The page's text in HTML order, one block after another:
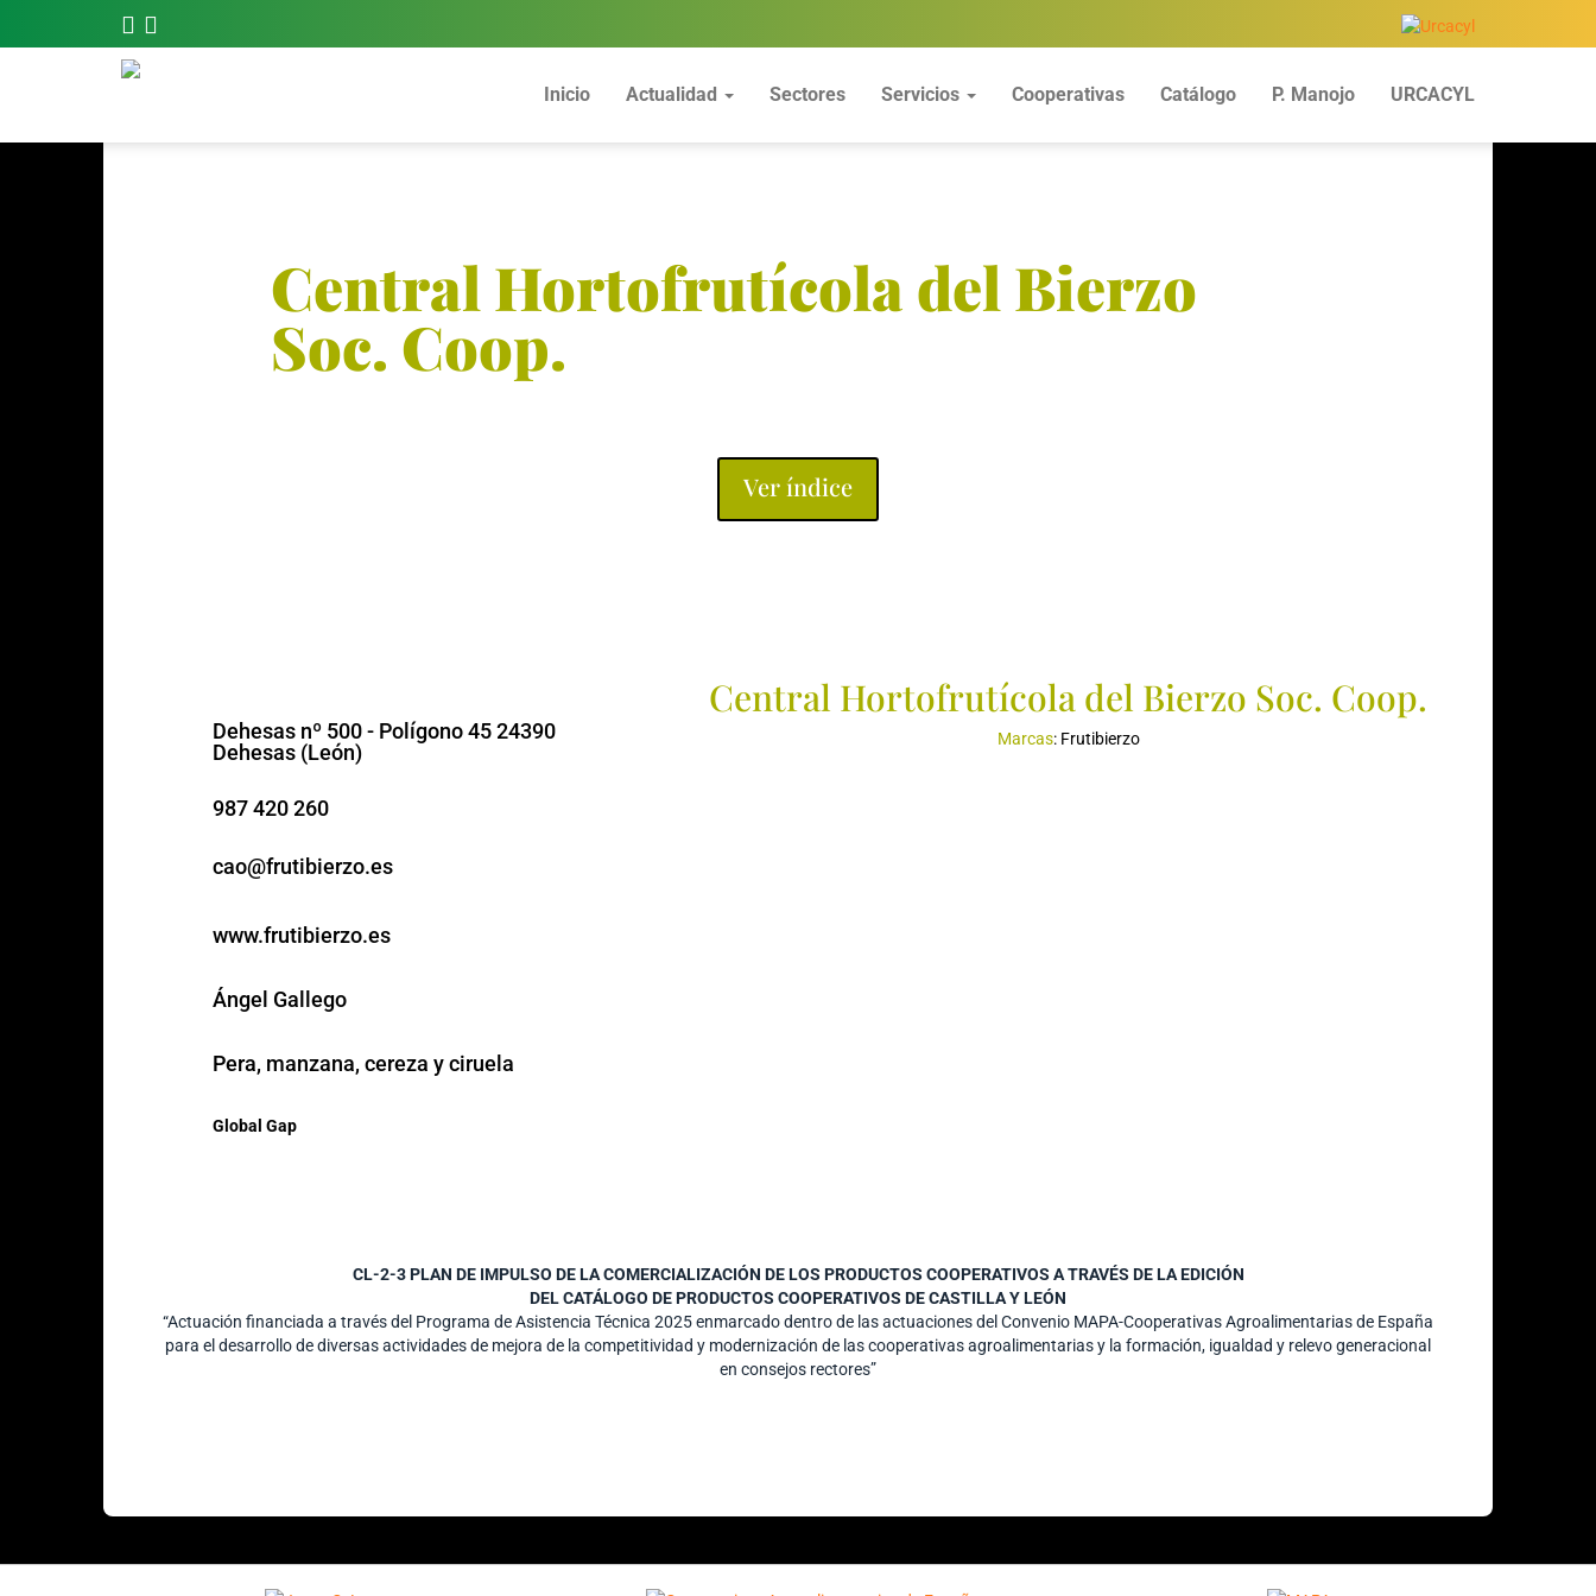
Inicio Actualidad Sectores Servicios Cooperativas Catálogo P. Manojo URCACYL
Central Hortofrutícola del Bierzo
Soc. Coop.
Ver índice
Dehesas nº 500 - Polígono 45 24390
Dehesas (León)
987 420 260
cao@frutibierzo.es
www.frutibierzo.es
Ángel Gallego
Pera, manzana, cereza y ciruela
Global Gap
Central Hortofrutícola del Bierzo Soc. Coop.
Marcas: Frutibierzo
CL-2-3 PLAN DE IMPULSO DE LA COMERCIALIZACIÓN DE LOS PRODUCTOS COOPERATIVOS A TRAVÉS DE LA EDICIÓN
DEL CATÁLOGO DE PRODUCTOS COOPERATIVOS DE CASTILLA Y LEÓN
“Actuación financiada a través del Programa de Asistencia Técnica 2025 enmarcado dentro de las actuaciones del Convenio MAPA-Cooperativas Agroalimentarias de España
para el desarrollo de diversas actividades de mejora de la competitividad y modernización de las cooperativas agroalimentarias y la formación, igualdad y relevo generacional
en consejos rectores”